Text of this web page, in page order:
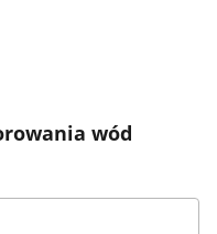
wód